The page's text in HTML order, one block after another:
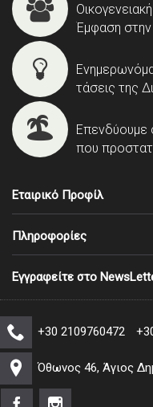
Έμφαση
τάσεις της
Επενδύουμε
που
Εταιρικό Προφίλ
Πληροφορίες
Εγγραφείτε στο
+30 2109760472
Όθωνος 46, Άγιος